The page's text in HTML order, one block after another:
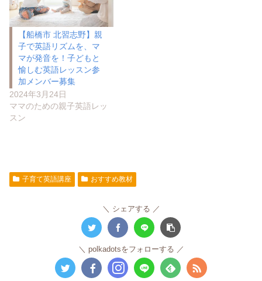
【船橋市 北習志野】親
子で英語リズムを、マ
マが発音を！子どもと
愉しむ英語レッスン参
加メンバー募集
2024年3月24日
ママのための親子英語レッ
スン
子育て英語講座 おすすめ教材
シェアする
polkadotsをフォローする